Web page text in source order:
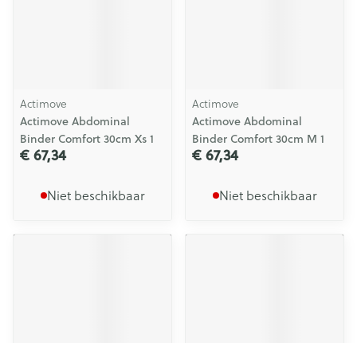
Actimove
Actimove Abdominal
Binder Comfort 30cm Xs 1
€ 67,34
Niet beschikbaar
Actimove
Actimove Abdominal
Binder Comfort 30cm M 1
€ 67,34
Niet beschikbaar